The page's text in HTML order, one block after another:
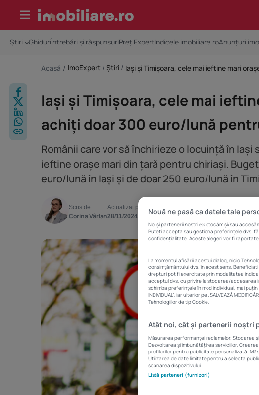
content
Știri GhiduriÎntrebări și răspunsuriPreț ExpertIndicele imobiliare.roAnunțuri
Acasă / ImoExpert / Știri /
Iași și Timișoara, cele mai
achiți doar 300 euro/lună
Românii care vor să închirieze o locuință în
ieftine orașe mari din țară pentru chiriași.
euro/lună în Iași și de doar 250 euro/lună în
Scris de
Corina Vârlan
Actualizat pe
28/11/2024
Categorii
Știri
Timp de citire
3 minute
Nouă ne pasă ca datele tale
Noi și partenerii noștri 692 stocăm și/sau
Puteți accepta sau gestiona preferințele dvs.
confidențialitate. Aceste alegeri vor fi
La momentul afișării acestui dialog, nicio
consimțământului dvs. în acest sens.
drepturi pot fi exercitate prin modalitatea
acceptul dvs. cu privire la stocarea/accesarea
schimba preferințele în mod individual, mai puțin
INDIVIDUAL”, iar ulterior pe „SALVEAZĂ
Tehnologiilor de tip Cookie.
Atât noi, cât și partenerii noștri
Măsurarea performanței reclamelor. Stocarea
Dezvoltarea și îmbunătățirea serviciilor.
profilurilor pentru publicitate personalizată.
Utilizarea de date limitate pentru a selecta
scanarea dispozitivului.
Listă parteneri (furnizori)